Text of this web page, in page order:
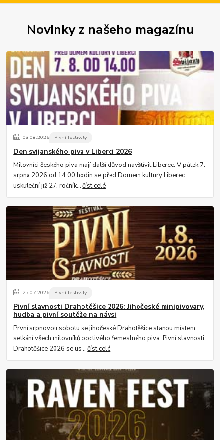
Novinky z našeho magazínu
03.08.2026 Pivní festivaly
Den svijanského piva v Liberci 2026
Milovníci českého piva mají další důvod navštívit Liberec. V pátek 7.
srpna 2026 od 14:00 hodin se před Domem kultury Liberec
uskuteční již 27. ročník...číst celé
27.07.2026 Pivní festivaly
Pivní slavnosti Drahotěšice 2026: Jihočeské minipivovary,
hudba a pivní soutěže na návsi
První srpnovou sobotu se jihočeské Drahotěšice stanou místem
setkání všech milovníků poctivého řemeslného piva. Pivní slavnosti
Drahotěšice 2026 se us...číst celé